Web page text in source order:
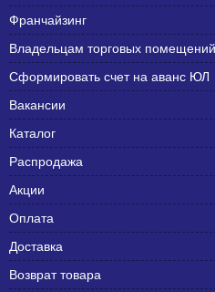
Франчайзинг
Владельцам торговых помещений
Сформировать счет на аванс ЮЛ
Вакансии
Каталог
Распродажа
Акции
Оплата
Доставка
Возврат товара